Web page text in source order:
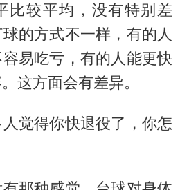
比较平均，没有特别差
的方式不一样，有的人
易吃亏，有的人能更快
这方面会有差异。
觉得你快退役了，你怎